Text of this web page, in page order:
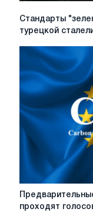
Стандарты
"зеленой
меняют
облик
сталелитейной
промышленности
Стандарты
турецкой
Предварительные
проходят